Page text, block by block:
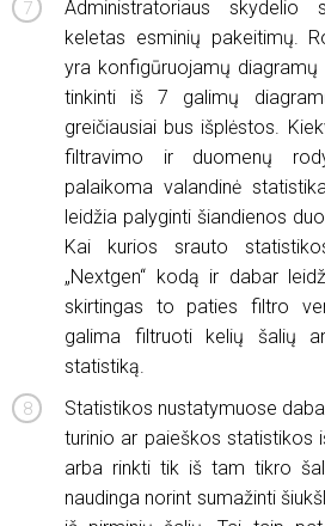
Administratoriaus skydelio
keletas esminių pakeitimų.
yra konfigūruojamų
tinkinti iš 7 galimų
greičiausiai bus išplėstos.
filtravimo ir duomenų
palaikoma valandinė
leidžia palyginti šiandienos
Kai kurios srauto
„Nextgen“ kodą ir dabar
skirtingas to paties filtro
galima filtruoti kelių šalių
statistiką.
Statistikos nustatymuose
turinio ar paieškos statistikos
arba rinkti tik iš tam tikro
naudinga norint sumažinti